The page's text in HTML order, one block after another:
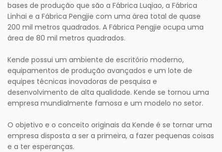
bases de produção que são a Fábrica Luqiao, a Fábrica
Linhai e a Fábrica Pengjie com uma área total de quase
200 mil metros quadrados. A Fábrica Pengjie ocupa uma
área de 80 mil metros quadrados.
Kende possui um ambiente de escritório moderno,
equipamentos de produção avançados e um lote de
equipes técnicas inovadoras de pesquisa e
desenvolvimento de alta qualidade. Kende se tornou uma
empresa mundialmente famosa e um modelo no setor.
O objetivo e o conceito originais da Kende é se tornar uma
empresa disposta a ser a primeira, a fazer pequenas coisas
e a ter esperanças.